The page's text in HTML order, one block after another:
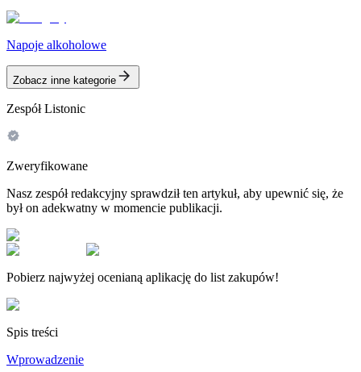
Napoje alkoholowe
Zobacz inne kategorie
Zespół Listonic
Zweryfikowane
Nasz zespół redakcyjny sprawdził ten artykuł, aby upewnić się, że
był on adekwatny w momencie publikacji.
Pobierz najwyżej ocenianą aplikację do list zakupów!
Spis treści
Wprowadzenie